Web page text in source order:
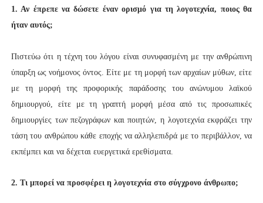
1. Αν έπρεπε να δώσετε έναν ορισμό για τη λογοτεχνία, ποιος θα
ήταν αυτός;
Πιστεύω ότι η τέχνη του λόγου είναι συνυφασμένη με την ανθρώπινη
ύπαρξη ως νοήμονος όντος. Είτε με τη μορφή των αρχαίων μύθων, είτε
με τη μορφή της προφορικής παράδοσης του ανώνυμου λαϊκού
δημιουργού, είτε με τη γραπτή μορφή μέσα από τις προσωπικές
δημιουργίες των πεζογράφων και ποιητών, η λογοτεχνία εκφράζει την
τάση του ανθρώπου κάθε εποχής να αλληλεπιδρά με το περιβάλλον, να
εκπέμπει και να δέχεται ευεργετικά ερεθίσματα.
2. Τι μπορεί να προσφέρει η λογοτεχνία στο σύγχρονο άνθρωπο;